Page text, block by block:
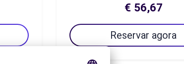
€ 56,67
Reservar agora